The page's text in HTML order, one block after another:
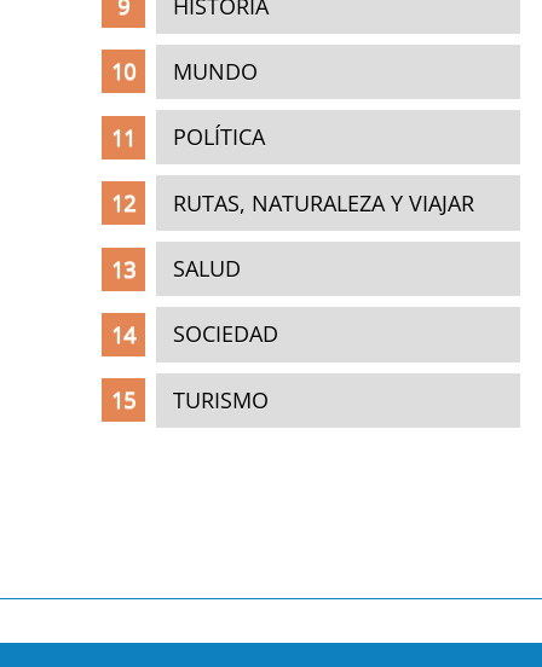
MUNDO
POLÍTICA
RUTAS, NATURALEZA Y VIAJAR
SALUD
SOCIEDAD
TURISMO